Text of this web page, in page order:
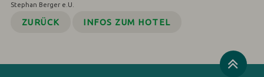
Stephan Berger e.U.
ZURÜCK INFOS ZUM HOTEL